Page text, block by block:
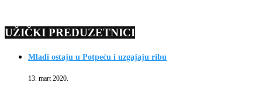
UŽIČKI PREDUZETNICI
Mladi ostaju u Potpeću i uzgajaju ribu
13. mart 2020.